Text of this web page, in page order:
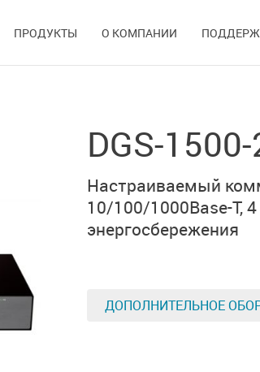
ПРОДУКТЫ О КОМПАНИИ
DGS-
Настраиваемый
10/100/1000Base-T,
энергосбережения
ДОПОЛНИТЕЛЬНОЕ